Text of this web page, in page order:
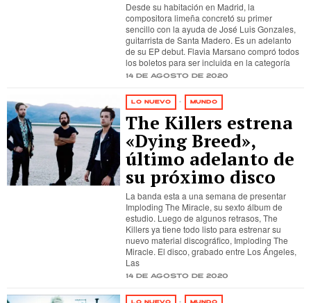
Desde su habitación en Madrid, la
compositora limeña concretó su primer
sencillo con la ayuda de José Luis Gonzales,
guitarrista de Santa Madero. Es un adelanto
de su EP debut. Flavia Marsano compró todos
los boletos para ser incluida en la categoría
14 de agosto de 2020
LO NUEVO · MUNDO
The Killers estrena
«Dying Breed»,
último adelanto de
su próximo disco
La banda esta a una semana de presentar
Imploding The Miracle, su sexto álbum de
estudio. Luego de algunos retrasos, The
Killers ya tiene todo listo para estrenar su
nuevo material discográfico, Imploding The
Miracle. El disco, grabado entre Los Ángeles,
Las
14 de agosto de 2020
LO NUEVO · MUNDO